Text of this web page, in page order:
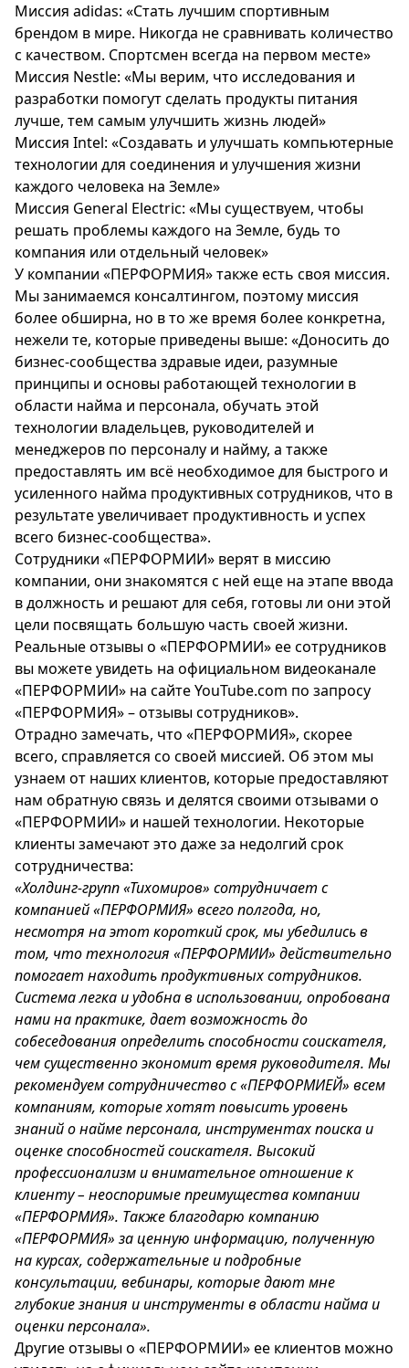
Миссия adidas: «Стать лучшим спортивным
брендом в мире. Никогда не сравнивать количество
с качеством. Спортсмен всегда на первом месте»
Миссия Nestle: «Мы верим, что исследования и
разработки помогут сделать продукты питания
лучше, тем самым улучшить жизнь людей»
Миссия Intel: «Создавать и улучшать компьютерные
технологии для соединения и улучшения жизни
каждого человека на Земле»
Миссия General Electric: «Мы существуем, чтобы
решать проблемы каждого на Земле, будь то
компания или отдельный человек»
У компании «ПЕРФОРМИЯ» также есть своя миссия.
Мы занимаемся консалтингом, поэтому миссия
более обширна, но в то же время более конкретна,
нежели те, которые приведены выше: «Доносить до
бизнес-сообщества здравые идеи, разумные
принципы и основы работающей технологии в
области найма и персонала, обучать этой
технологии владельцев, руководителей и
менеджеров по персоналу и найму, а также
предоставлять им всё необходимое для быстрого и
усиленного найма продуктивных сотрудников, что в
результате увеличивает продуктивность и успех
всего бизнес-сообщества».
Сотрудники «ПЕРФОРМИИ» верят в миссию
компании, они знакомятся с ней еще на этапе ввода
в должность и решают для себя, готовы ли они этой
цели посвящать большую часть своей жизни.
Реальные отзывы о «ПЕРФОРМИИ» ее сотрудников
вы можете увидеть на официальном видеоканале
«ПЕРФОРМИИ» на сайте YouTube.com по запросу
«ПЕРФОРМИЯ» – отзывы сотрудников».
Отрадно замечать, что «ПЕРФОРМИЯ», скорее
всего, справляется со своей миссией. Об этом мы
узнаем от наших клиентов, которые предоставляют
нам обратную связь и делятся своими отзывами о
«ПЕРФОРМИИ» и нашей технологии. Некоторые
клиенты замечают это даже за недолгий срок
сотрудничества:
«Холдинг-групп «Тихомиров» сотрудничает с
компанией «ПЕРФОРМИЯ» всего полгода, но,
несмотря на этот короткий срок, мы убедились в
том, что технология «ПЕРФОРМИИ» действительно
помогает находить продуктивных сотрудников.
Система легка и удобна в использовании, опробована
нами на практике, дает возможность до
собеседования определить способности соискателя,
чем существенно экономит время руководителя. Мы
рекомендуем сотрудничество с «ПЕРФОРМИЕЙ» всем
компаниям, которые хотят повысить уровень
знаний о найме персонала, инструментах поиска и
оценке способностей соискателя. Высокий
профессионализм и внимательное отношение к
клиенту – неоспоримые преимущества компании
«ПЕРФОРМИЯ». Также благодарю компанию
«ПЕРФОРМИЯ» за ценную информацию, полученную
на курсах, содержательные и подробные
консультации, вебинары, которые дают мне
глубокие знания и инструменты в области найма и
оценки персонала».
Другие отзывы о «ПЕРФОРМИИ» ее клиентов можно